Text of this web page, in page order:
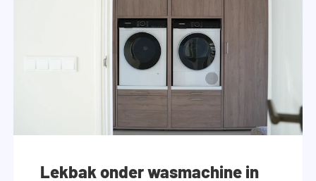
Lekbak onder wasmachine in